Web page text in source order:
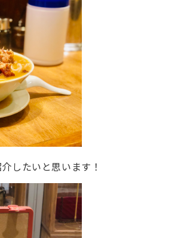
したいと思います！